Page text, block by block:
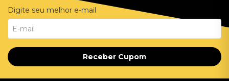
Digite seu melhor e-mail
Receber Cupom